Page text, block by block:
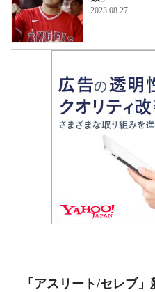
2023.08.27
「アスリート/セレブ